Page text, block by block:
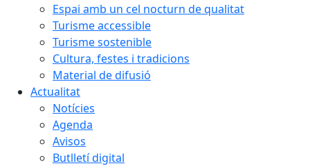
Espai amb un cel nocturn de qualitat
Turisme accessible
Turisme sostenible
Cultura, festes i tradicions
Material de difusió
Actualitat
Notícies
Agenda
Avisos
Butlletí digital